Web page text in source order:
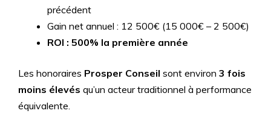
précédent
Gain net annuel : 12 500€ (15 000€ – 2 500€)
ROI : 500% la première année
Les honoraires Prosper Conseil sont environ 3 fois
moins élevés qu’un acteur traditionnel à performance
équivalente.